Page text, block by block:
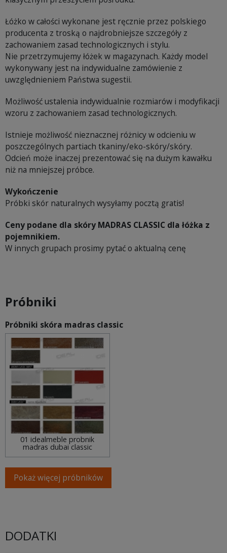
Łóżko w całości wykonane jest ręcznie przez polskiego
producenta z troską o najdrobniejsze szczegóły z
zachowaniem zasad technologicznych i stylu.
Nie przetrzymujemy łóżek w magazynach. Każdy model
wykonywany jest na indywidualne zamówienie z
uwzględnieniem Państwa sugestii.
Możliwość ustalenia indywidualnie rozmiarów i modyfikacji
wzoru z zachowaniem zasad technologicznych.
Istnieje możliwość nieznacznej różnicy w odcieniu w
poszczególnych partiach tkaniny/eko-skóry/skóry.
Odcień może inaczej prezentować się na dużym kawałku
niż na mniejszej próbce.
Wykończenie
Próbki skór naturalnych wysyłamy pocztą gratis!
Ceny podane dla skóry MADRAS CLASSIC dla łóżka z
pojemnikiem.
W innych grupach prosimy pytać o aktualną cenę
Próbniki
Próbniki skóra madras classic
01 idealmeble probnik
madras dubai classic
Pokaż więcej próbników
DODATKI